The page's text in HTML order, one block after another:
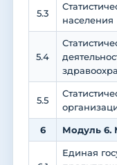
5.3
населения
5.4
5.5
6 Модуль 6.
Единая